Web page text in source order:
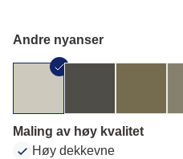
Andre nyanser
Maling av høy kvalitet
Høy dekkevne